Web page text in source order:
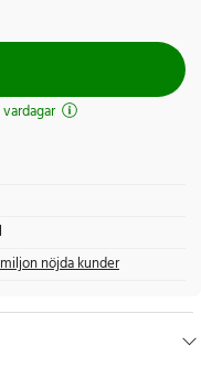
nöjda kunder